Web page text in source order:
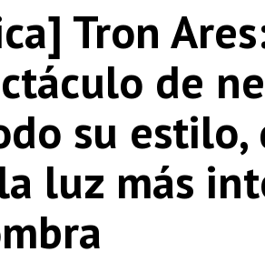
Tron
de
su estilo,
luz más